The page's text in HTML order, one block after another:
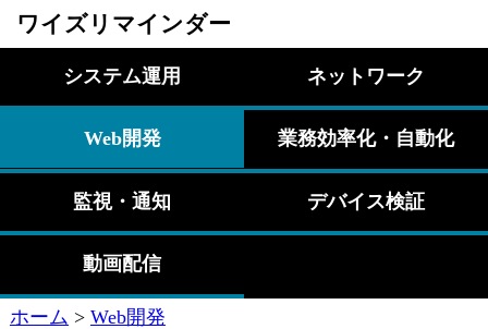
ワイズリマインダー
システム運用 ネットワーク
Web開発 業務効率化・自動化
監視・通知 デバイス検証
動画配信
ホーム > Web開発